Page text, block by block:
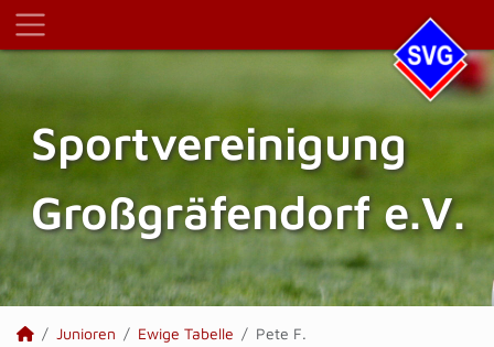
Sportvereinigung
Großgräfendorf e.V.
Junioren Ewige Tabelle Pete F.